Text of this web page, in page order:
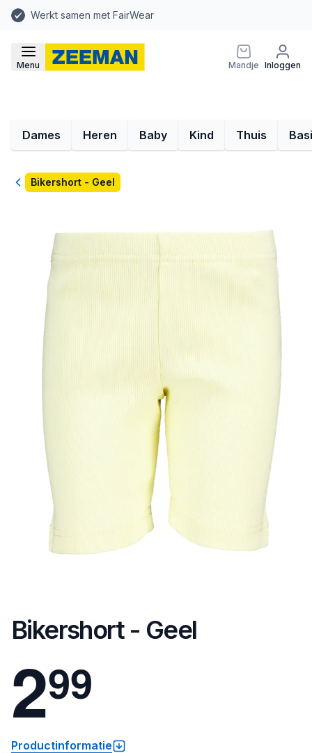
Werkt samen met FairWear
Menu Mandje Inloggen
Dames Heren Baby Kind Thuis
TerugBikershort - Geel
Bikershort - Geel
299
Productinformatie